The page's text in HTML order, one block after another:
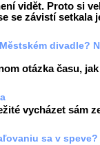
vidět. Proto si
se závistí setkala
divadle?
otázka času, jak
vycházet sám
sa v speve?